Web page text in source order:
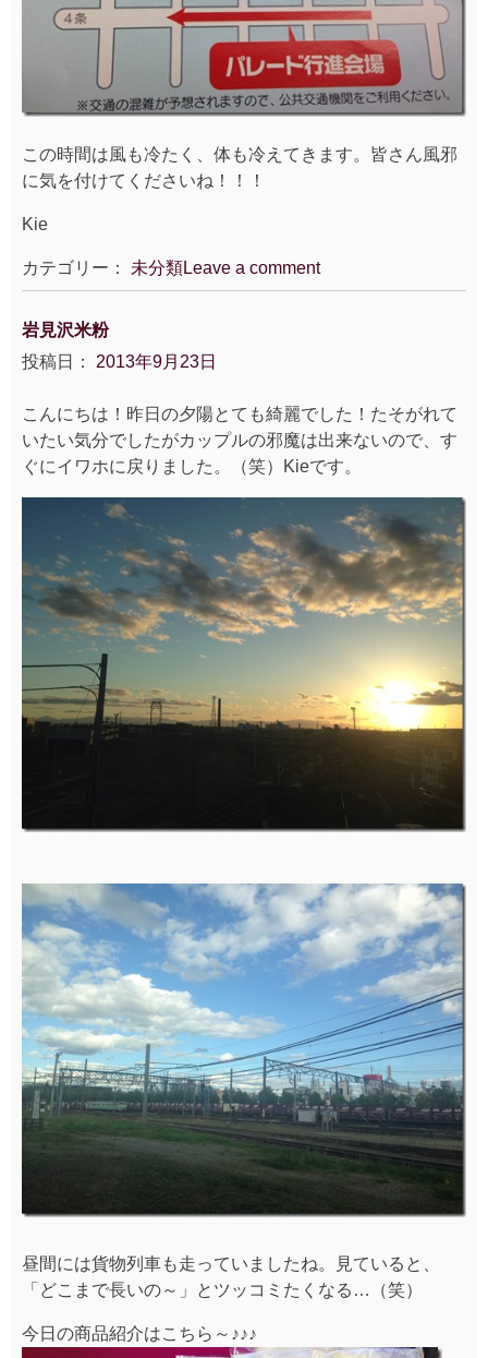
この時間は風も冷たく、体も冷えてきます。皆さん風邪
に気を付けてくださいね！！！
Kie
カテゴリー： 未分類Leave a comment
岩見沢米粉
投稿日： 2013年9月23日
こんにちは！昨日の夕陽とても綺麗でした！たそがれて
いたい気分でしたがカップルの邪魔は出来ないので、す
ぐにイワホに戻りました。（笑）Kieです。
昼間には貨物列車も走っていましたね。見ていると、
「どこまで長いの～」とツッコミたくなる…（笑）
今日の商品紹介はこちら～♪♪♪